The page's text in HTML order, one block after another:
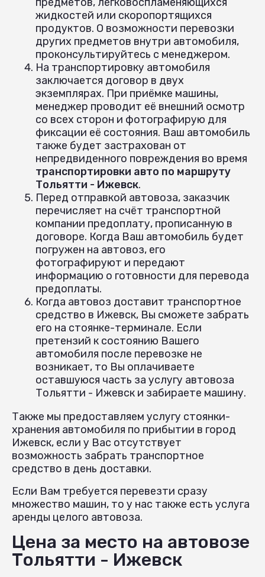
жидкостей или скоропортящихся
продуктов. О возможности перевозки
других предметов внутри автомобиля,
проконсультируйтесь с менеджером.
На транспортировку автомобиля
заключается договор в двух
экземплярах. При приёмке машины,
менеджер проводит её внешний осмотр
со всех сторон и фотографирую для
фиксации её состояния. Ваш автомобиль
также будет застрахован от
непредвиденного повреждения во время
транспортировки авто по маршруту
Тольятти - Ижевск.
Перед отправкой автовоза, заказчик
перечисляет на счёт транспортной
компании предоплату, прописанную в
договоре. Когда Ваш автомобиль будет
погружен на автовоз, его
фотографируют и передают
информацию о готовности для перевода
предоплаты.
Когда автовоз доставит транспортное
средство в Ижевск, Вы сможете забрать
его на стоянке-терминале. Если
претензий к состоянию Вашего
автомобиля после перевозке не
возникает, то Вы оплачиваете
оставшуюся часть за услугу автовоза
Тольятти - Ижевск и забираете машину.
Также мы предоставляем услугу стоянки-
хранения автомобиля по прибытии в город
Ижевск, если у Вас отсутствует
возможность забрать транспортное
средство в день доставки.
Если Вам требуется перевезти сразу
множество машин, то у нас также есть услуга
аренды целого автовоза.
Цена за место на автовозе
Тольятти - Ижевск